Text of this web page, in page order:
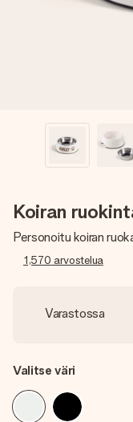
Koiran
Personoitu koiran
1,570 arvostelua
Varastossa
Valitse väri